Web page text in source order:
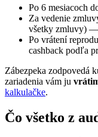
Po 6 mesiacoch
Za vedenie
všetky zmluvy) —
Po vrátení
cashback podľa
Zábezpeka zodpovedá
zariadenia vám ju
kalkulačke.
Čo všetko z